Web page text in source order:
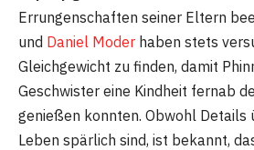
Errungenschaften seiner Eltern
und Daniel Moder haben stets
Gleichgewicht zu finden, damit
Geschwister eine Kindheit fernab
genießen konnten. Obwohl Details
Leben spärlich sind, ist bekannt,